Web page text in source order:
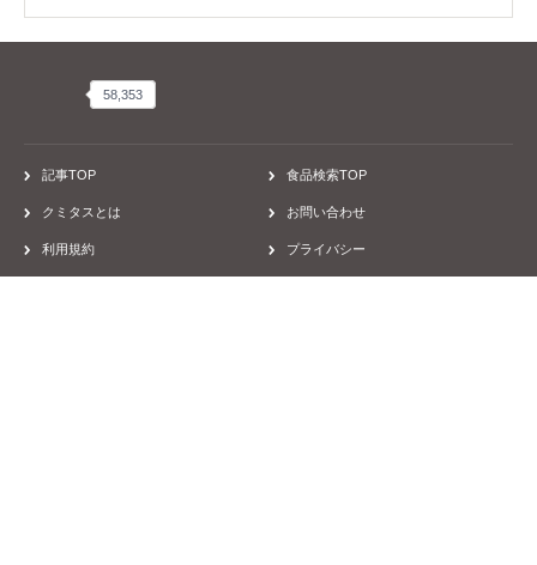
58,353
記事TOP 食品検索TOP
クミタスとは お問い合わせ
利用規約 プライバシー